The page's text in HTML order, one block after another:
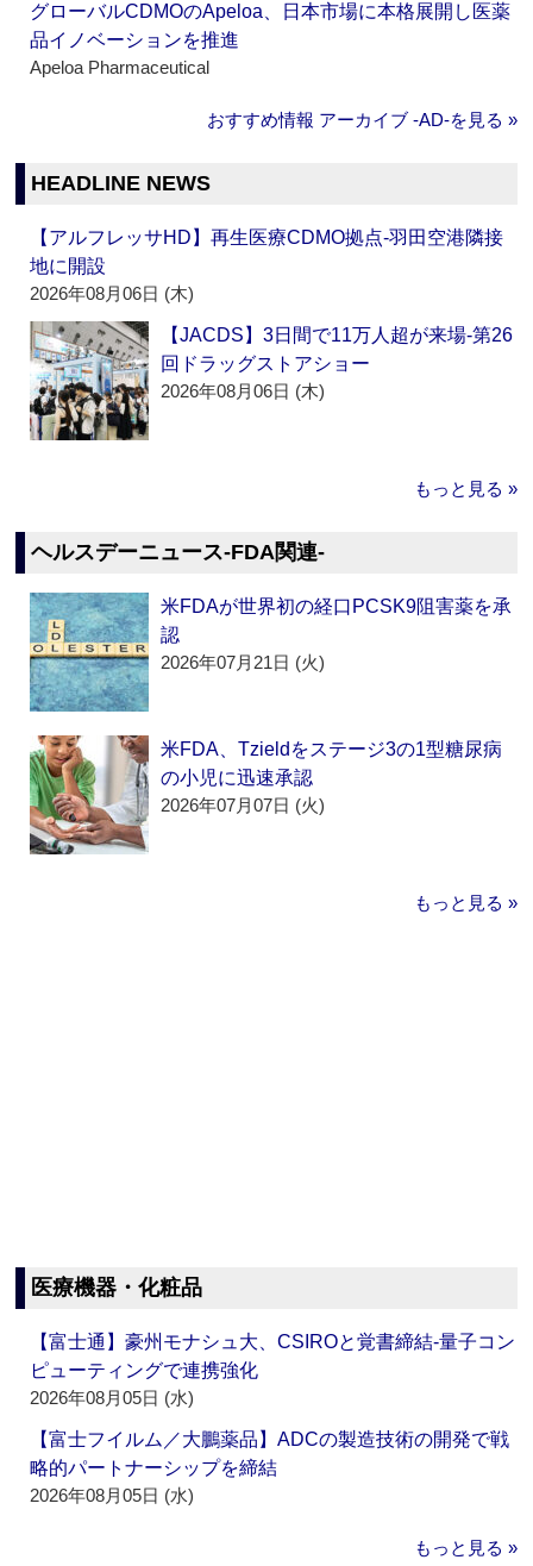
グローバルCDMOのApeloa、日本市場に本格展開し医薬
品イノベーションを推進
Apeloa Pharmaceutical
おすすめ情報 アーカイブ ‐AD‐を見る »
HEADLINE NEWS
【アルフレッサHD】再生医療CDMO拠点‐羽田空港隣接
地に開設
2026年08月06日 (木)
【JACDS】3日間で11万人超が来場‐第26
回ドラッグストアショー
2026年08月06日 (木)
もっと見る »
ヘルスデーニュース‐FDA関連‐
米FDAが世界初の経口PCSK9阻害薬を承
認
2026年07月21日 (火)
米FDA、Tzieldをステージ3の1型糖尿病
の小児に迅速承認
2026年07月07日 (火)
もっと見る »
医療機器・化粧品
【富士通】豪州モナシュ大、CSIROと覚書締結‐量子コン
ピューティングで連携強化
2026年08月05日 (水)
【富士フイルム／大鵬薬品】ADCの製造技術の開発で戦
略的パートナーシップを締結
2026年08月05日 (水)
もっと見る »